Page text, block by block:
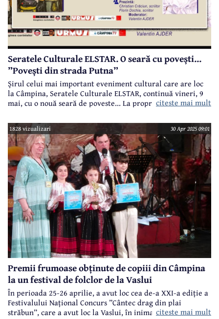
Seratele Culturale ELSTAR. O seară cu povești...
”Povești din strada Putna”
Șirul celui mai important eveniment cultural care are loc
la Câmpina, Seratele Culturale ELSTAR, continuă vineri, 9
mai, cu o nouă seară de poveste... La propriu!citeste mai mult
1828 vizualizari 30 Apr 2025 09:01
Premii frumoase obținute de copiii din Câmpina
la un festival de folclor de la Vaslui
În perioada 25-26 aprilie, a avut loc cea de-a XXI-a ediție a
Festivalului Național Concurs ”Cântec drag din plai
străbun”, care a avut loc la Vaslui, în inima Moldovei.
citeste mai mult